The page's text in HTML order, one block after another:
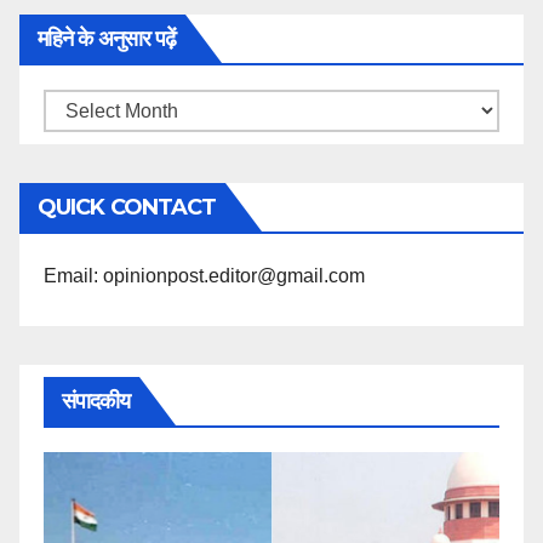
महिने के अनुसार पढ़ें
महिने
अनुसार
पढ़ें
QUICK CONTACT
Email: opinionpost.editor@gmail.com
संपादकीय